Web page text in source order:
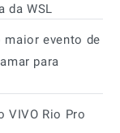
da WSL
evento de
para
VIVO Rio Pro